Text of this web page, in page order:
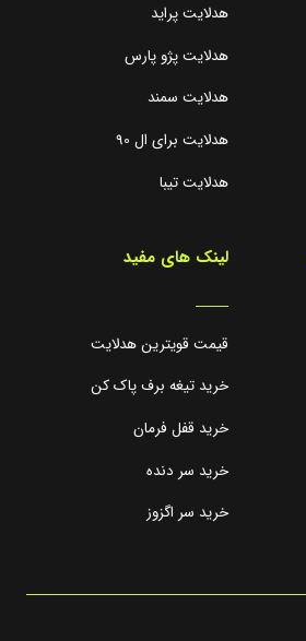
هدلایت پراید
هدلایت پژو پارس
هدلایت سمند
هدلایت برای ال 90
هدلایت تیبا
لینک های مفید
_____
قیمت قویترین هدلایت
خرید تیغه برف پاک کن
خرید قفل فرمان
خرید سر دنده
خرید سر اگزوز